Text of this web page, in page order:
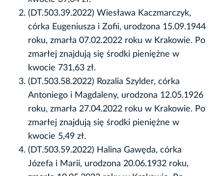
(DT.503.39.2022) Wiesława Kaczmarczyk,
córka Eugeniusza i Zofii, urodzona 15.09.1944
roku, zmarła 07.02.2022 roku w Krakowie. Po
zmarłej znajdują się środki pieniężne w
kwocie 731,63 zł.
(DT.503.58.2022) Rozalia Szylder, córka
Antoniego i Magdaleny, urodzona 12.05.1926
roku, zmarła 27.04.2022 roku w Krakowie. Po
zmarłej znajdują się środki pieniężne w
kwocie 5,49 zł.
(DT.503.59.2022) Halina Gawęda, córka
Józefa i Marii, urodzona 20.06.1932 roku,